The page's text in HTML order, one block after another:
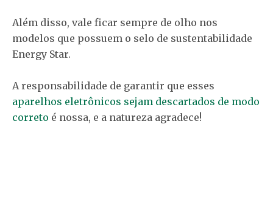
Além disso, vale ficar sempre de olho nos
modelos que possuem o selo de sustentabilidade
Energy Star.
A responsabilidade de garantir que esses
aparelhos eletrônicos sejam descartados de modo
correto é nossa, e a natureza agradece!